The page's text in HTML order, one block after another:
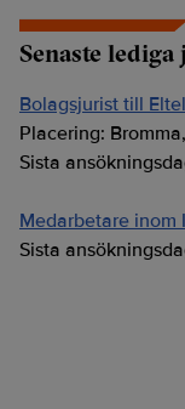
Senaste lediga
Bolagsjurist till
Placering:
Sista
Medarbetare
Sista